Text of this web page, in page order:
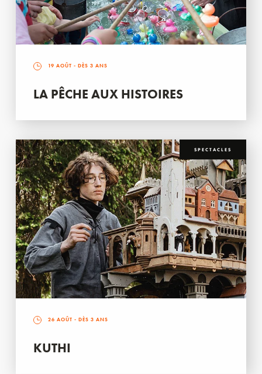
19 AOÛT - DÈS 3 ANS
LA PÊCHE AUX HISTOIRES
SPECTACLES
26 AOÛT - DÈS 3 ANS
KUTHI